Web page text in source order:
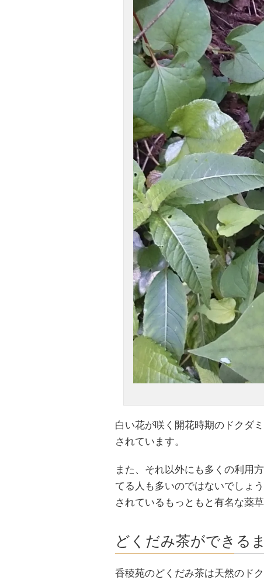
白い花が咲く開花時期のドクダ
されています。
また、それ以外にも多くの利用
てる人も多いのではないでしょ
されているもっともと有名な薬
どくだみ茶ができる
香稜苑のどくだみ茶は天然のド